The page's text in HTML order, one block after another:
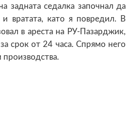
задната седалка започнал да
вратата, като я повредил. В
в ареста на РУ-Пазарджик,
срок от 24 часа. Спрямо него
производства.